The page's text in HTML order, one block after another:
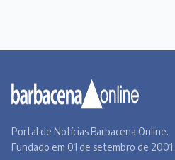
Portal de Notícias Barbacena Online.
Fundado em 01 de setembro de 2001.